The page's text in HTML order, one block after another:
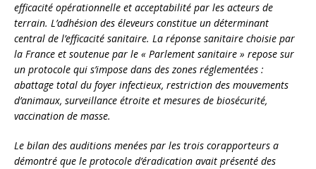
efficacité opérationnelle et acceptabilité par les acteurs de
terrain. L’adhésion des éleveurs constitue un déterminant
central de l’efficacité sanitaire. La réponse sanitaire choisie par
la France et soutenue par le « Parlement sanitaire » repose sur
un protocole qui s’impose dans des zones réglementées :
abattage total du foyer infectieux, restriction des mouvements
d’animaux, surveillance étroite et mesures de biosécurité,
vaccination de masse.
Le bilan des auditions menées par les trois corapporteurs a
démontré que le protocole d’éradication avait présenté des